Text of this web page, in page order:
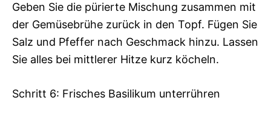
Geben Sie die pürierte Mischung zusammen mit
der Gemüsebrühe zurück in den Topf. Fügen Sie
Salz und Pfeffer nach Geschmack hinzu. Lassen
Sie alles bei mittlerer Hitze kurz köcheln.
Schritt 6: Frisches Basilikum unterrühren